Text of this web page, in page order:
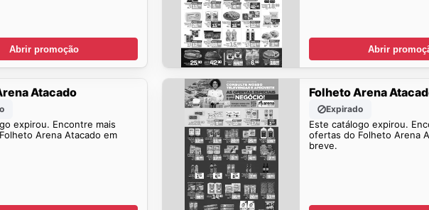
Abrir promoção Abrir
Atacado
expirou. Encontre mais
Arena Atacado em
Folheto Arena
Expirado
Este catálogo expirou.
ofertas do Folheto Arena
breve.